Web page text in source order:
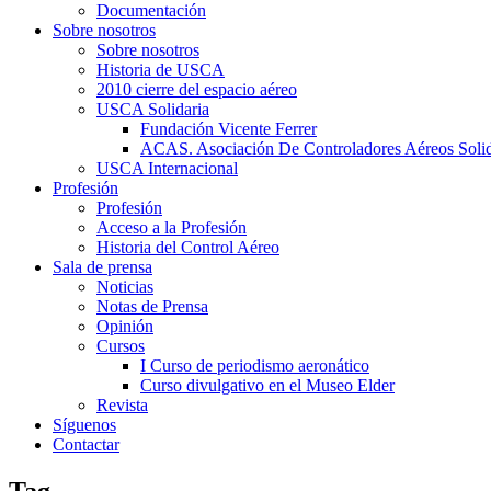
Documentación
Sobre nosotros
Sobre nosotros
Historia de USCA
2010 cierre del espacio aéreo
USCA Solidaria
Fundación Vicente Ferrer
ACAS. Asociación De Controladores Aéreos
USCA Internacional
Profesión
Profesión
Acceso a la Profesión
Historia del Control Aéreo
Sala de prensa
Noticias
Notas de Prensa
Opinión
Cursos
I Curso de periodismo aeronático
Curso divulgativo en el Museo Elder
Revista
Síguenos
Contactar